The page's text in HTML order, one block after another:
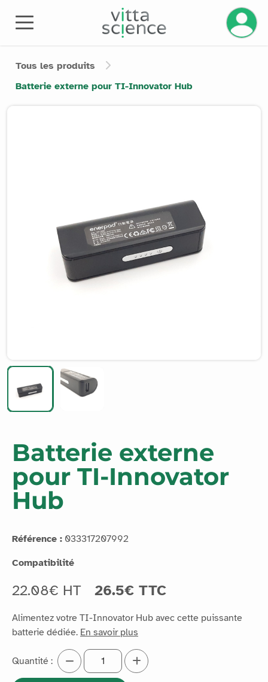
Gérez
Tous les produits
Batterie externe pour TI-Innovator Hub
Batterie externe
pour TI-Innovator
Hub
Référence : 033317207992
Compatibilité
22.08€ HT 26.5€ TTC
Alimentez votre TI-Innovator Hub avec cette puissante
batterie dédiée. En savoir plus
Quantité :